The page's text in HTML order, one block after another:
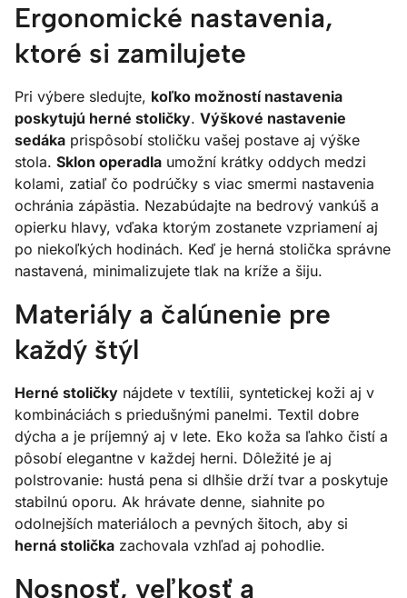
Ergonomické nastavenia,
ktoré si zamilujete
Pri výbere sledujte, koľko možností nastavenia
poskytujú herné stoličky. Výškové nastavenie
sedáka prispôsobí stoličku vašej postave aj výške
stola. Sklon operadla umožní krátky oddych medzi
kolami, zatiaľ čo podrúčky s viac smermi nastavenia
ochránia zápästia. Nezabúdajte na bedrový vankúš a
opierku hlavy, vďaka ktorým zostanete vzpriamení aj
po niekoľkých hodinách. Keď je herná stolička správne
nastavená, minimalizujete tlak na kríže a šiju.
Materiály a čalúnenie pre
každý štýl
Herné stoličky nájdete v textílii, syntetickej koži aj v
kombináciách s priedušnými panelmi. Textil dobre
dýcha a je príjemný aj v lete. Eko koža sa ľahko čistí a
pôsobí elegantne v každej herni. Dôležité je aj
polstrovanie: hustá pena si dlhšie drží tvar a poskytuje
stabilnú oporu. Ak hrávate denne, siahnite po
odolnejších materiáloch a pevných šitoch, aby si
herná stolička zachovala vzhľad aj pohodlie.
Nosnosť, veľkosť a